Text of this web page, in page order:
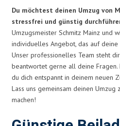
Du möchtest deinen Umzug von
stressfrei und günstig
Umzugsmeister Schmitz Mainz und
individuelles Angebot, das auf
Unser professionelles Team steht
beantwortet gerne all deine Fragen.
du dich entspannt in deinem neuen
Lass uns gemeinsam deinen Umzug
machen!